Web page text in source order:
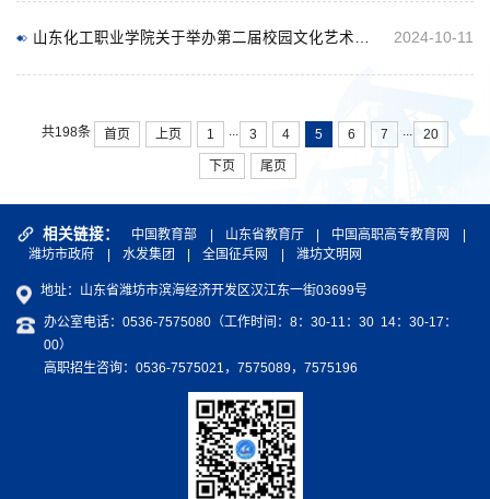
山东化工职业学院关于举办第二届校园文化艺术节的通知 2024-10-11
共198条 首页 上页 1 ... 3 4 5 6 7 ... 20
下页 尾页
相关链接： 中国教育部 | 山东省教育厅 | 中国高职高专教育网
|
潍坊市政府
| 水发集团 | 全国征兵网 | 潍坊文明网
地址：山东省潍坊市滨海经济开发区汉江东一街03699号
办公室电话：0536-7575080（工作时间：8：30-11：30 14：30-17：
00）
高职招生咨询：0536-7575021，7575089，7575196